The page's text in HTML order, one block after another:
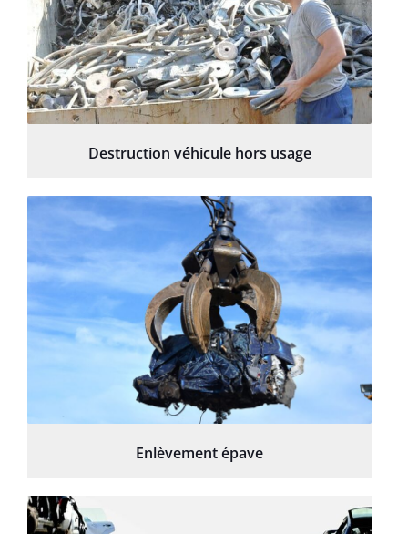
Destruction véhicule hors usage
Enlèvement épave